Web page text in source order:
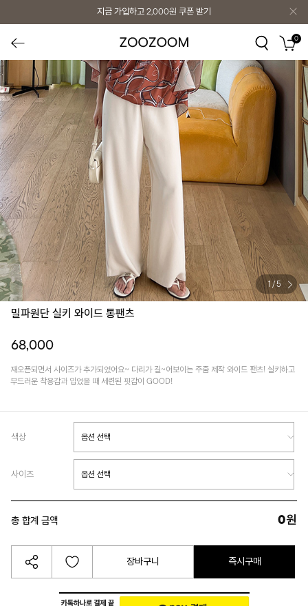
지금 가입하고 2,000원 쿠폰 받기
0
1 /5
밀파원단 실키 와이드 통팬츠
68,000
재오픈되면서 사이즈가 추가되었어요~ 다리가 길~어보이는 주줌 제작 와이드 팬츠! 실키하고
부드러운 착용감과 입었을 때 세련된 핏감이 GOOD!
색상
사이즈
총 합계 금액 0원
장바구니 즉시구매